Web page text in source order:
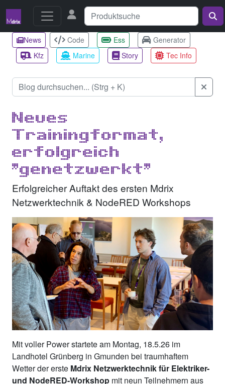
News Code Ess
Generator
Kfz
Marine Story Tec Info
Neues
Trainingformat,
erfolgreich
"genetzwerkt"
Erfolgreicher Auftakt des ersten Mdrix
Netzwerktechnik & NodeRED Workshops
Mit voller Power startete am Montag, 18.5.26 im
Landhotel Grünberg in Gmunden bei traumhaftem
Wetter der erste Mdrix Netzwerktechnik für Elektriker-
und NodeRED-Workshop mit neun Teilnehmern aus